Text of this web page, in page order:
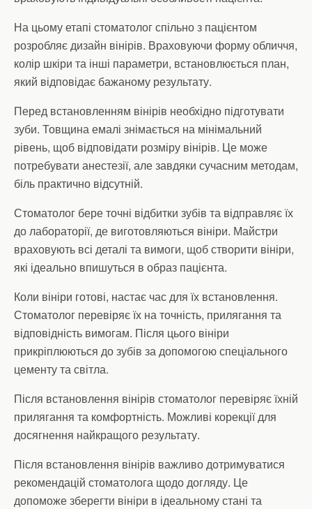
На цьому етапі стоматолог спільно з пацієнтом
розробляє дизайн вінірів. Враховуючи форму обличчя,
колір шкіри та інші параметри, встановлюється план,
який відповідає бажаному результату.
Перед встановленням вінірів необхідно підготувати
зуби. Товщина емалі знімається на мінімальний
рівень, щоб відповідати розміру вінірів. Це може
потребувати анестезії, але завдяки сучасним методам,
біль практично відсутній.
Стоматолог бере точні відбитки зубів та відправляє їх
до лабораторії, де виготовляються вініри. Майстри
враховують всі деталі та вимоги, щоб створити вініри,
які ідеально впишуться в образ пацієнта.
Коли вініри готові, настає час для їх встановлення.
Стоматолог перевіряє їх на точність, прилягання та
відповідність вимогам. Після цього вініри
прикріплюються до зубів за допомогою спеціального
цементу та світла.
Після встановлення вінірів стоматолог перевіряє їхній
прилягання та комфортність. Можливі корекції для
досягнення найкращого результату.
Після встановлення вінірів важливо дотримуватися
рекомендацій стоматолога щодо догляду. Це
допоможе зберегти вініри в ідеальному стані та